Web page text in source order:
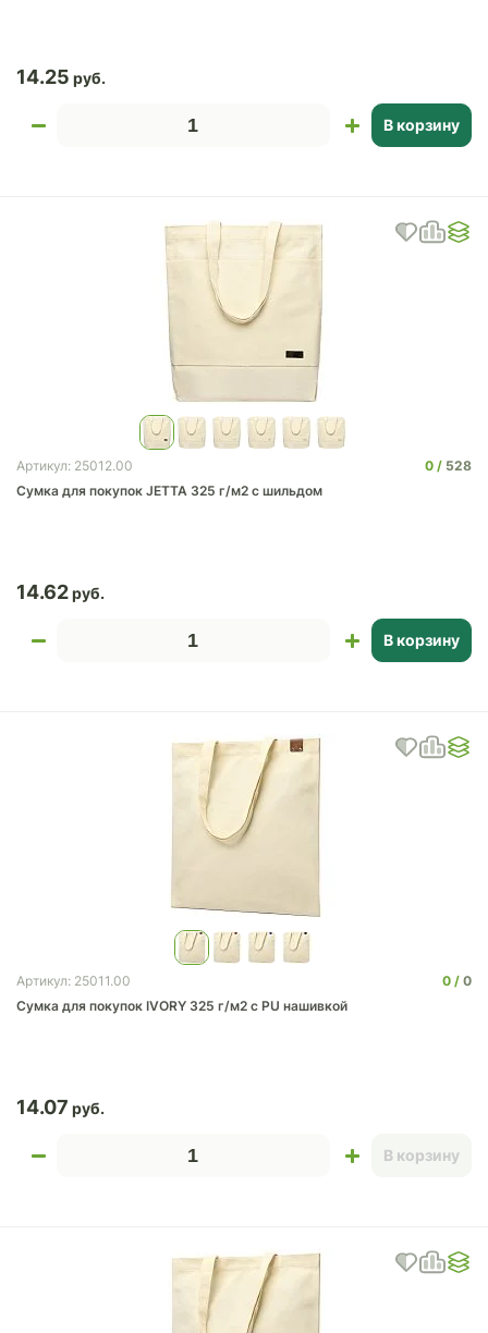
14.25
В корзину
Артикул: 25012.00 0
528
Сумка для покупок JETTA 325 г/м2 с шильдом
14.62
В корзину
Артикул: 25011.00 0
0
Сумка для покупок IVORY 325 г/м2 с PU нашивкой
14.07
В корзину